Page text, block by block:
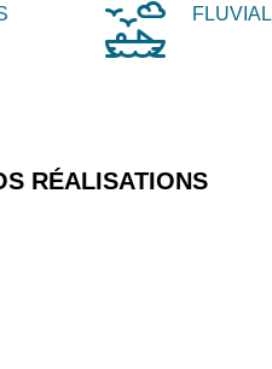
FLUVIAL
RÉALISATIONS